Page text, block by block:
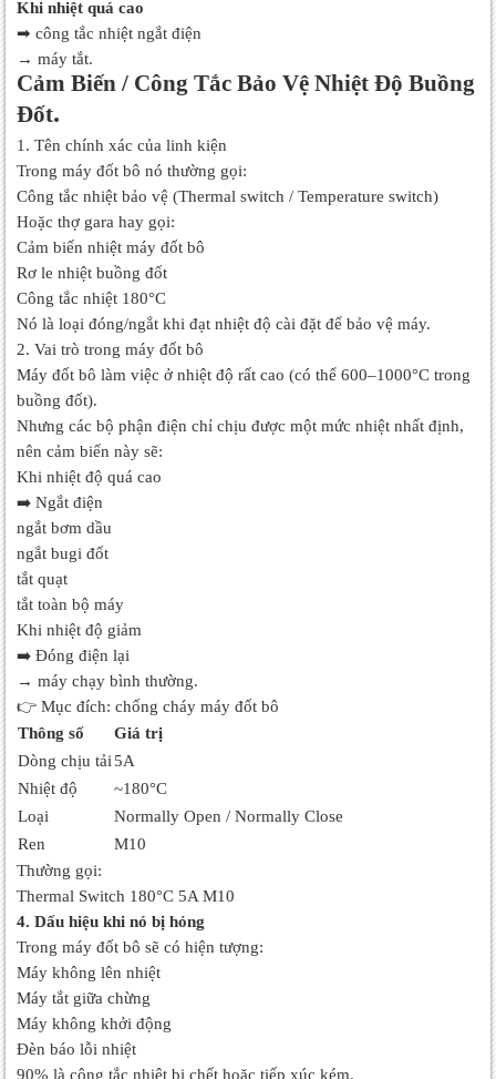
Khi nhiệt quá cao
➡ công tắc nhiệt ngắt điện
→ máy tắt.
Cảm Biến / Công Tắc Bảo Vệ Nhiệt Độ Buồng
Đốt.
1. Tên chính xác của linh kiện
Trong máy đốt bô nó thường gọi:
Công tắc nhiệt bảo vệ (Thermal switch / Temperature switch)
Hoặc thợ gara hay gọi:
Cảm biến nhiệt máy đốt bô
Rơ le nhiệt buồng đốt
Công tắc nhiệt 180°C
Nó là loại đóng/ngắt khi đạt nhiệt độ cài đặt để bảo vệ máy.
2. Vai trò trong máy đốt bô
Máy đốt bô làm việc ở nhiệt độ rất cao (có thể 600–1000°C trong
buồng đốt).
Nhưng các bộ phận điện chỉ chịu được một mức nhiệt nhất định,
nên cảm biến này sẽ:
Khi nhiệt độ quá cao
➡ ️ Ngắt điện
ngắt bơm dầu
ngắt bugi đốt
tắt quạt
tắt toàn bộ máy
Khi nhiệt độ giảm
➡ ️ Đóng điện lại
→ máy chạy bình thường.
👉 Mục đích: chống cháy máy đốt bô
Thông số
Giá trị
Dòng chịu tải 5A
Nhiệt độ
~180°C
Loại
Normally Open / Normally Close
Ren
M10
Thường gọi:
Thermal Switch 180°C 5A M10
4. Dấu hiệu khi nó bị hỏng
Trong máy đốt bô sẽ có hiện tượng:
Máy không lên nhiệt
Máy tắt giữa chừng
Máy không khởi động
Đèn báo lỗi nhiệt
90% là công tắc nhiệt bị chết hoặc tiếp xúc kém.